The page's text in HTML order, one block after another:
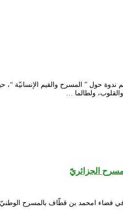
ندوة حول ” المسرح والقيم
ولطالما …
الجزائريّ
فضاء امحمد بن قطّاف بالمسرح